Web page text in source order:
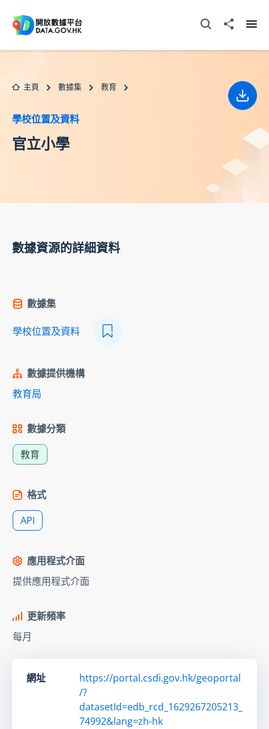
打開搜尋器分享至
主頁 數據集 教育
學校位置及資料
官立小學
下載
數據資源的詳細資料
數據集
學校位置及資料
數據提供機構
教育局
數據分類
教育
格式
API
應用程式介面
提供應用程式介面
更新頻率
每月
網址
https://portal.csdi.gov.hk/geoportal
/?
datasetId=edb_rcd_1629267205213_
74992&lang=zh-hk